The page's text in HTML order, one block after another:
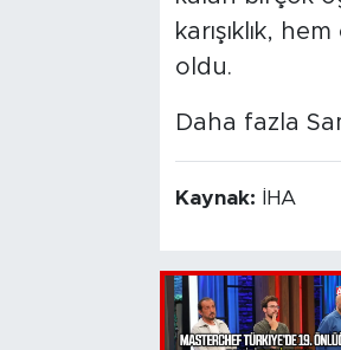
karışıklık,
oldu.
Daha fazla
Kaynak: İHA